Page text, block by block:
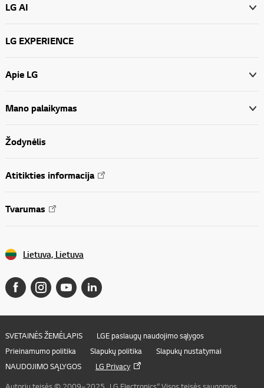
LG AI
LG EXPERIENCE
Apie LG
Mano palaikymas
Žodynėlis
Atitikties informacija
Tvarumas
Lietuva, Lietuva
SVETAINĖS ŽEMĖLAPIS
LGE paslaugų naudojimo sąlygos
Prieinamumo politika
Slapukų politika
Slapukų nustatymai
NAUDOJIMO SĄLYGOS
LG Privacy